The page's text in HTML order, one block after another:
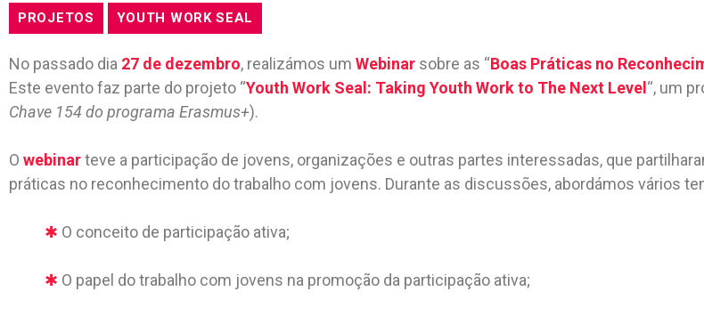
PROJETOS YOUTH WORK SEAL
No passado dia 27 de dezembro, realizámos um Webinar sobre as “Boas Práticas no
Este evento faz parte do projeto “Youth Work Seal: Taking Youth Work to The Next Level “, um
Chave 154 do programa Erasmus+).
O webinarteve a participação de jovens, organizações e outras partes interessadas, que
práticas no reconhecimento do trabalho com jovens. Durante as discussões, abordámos vários
✱ O conceito de participação ativa;
✱ O papel do trabalho com jovens na promoção da participação ativa;